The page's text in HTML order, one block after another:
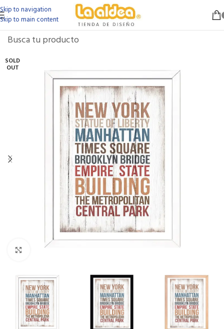
Skip to navigation
Skip to main content
SOLD
OUT
Click to enlarge